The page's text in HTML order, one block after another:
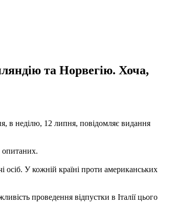
та Норвегію. Хоча,
в неділю, 12 липня, повідомляє видання
опитаних.
осіб. У кожній країні проти американських
проведення відпустки в Італії цього